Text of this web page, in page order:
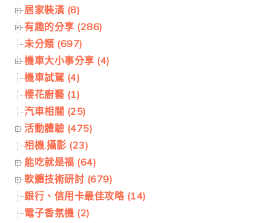
居家裝潢 (8)
有趣的分享 (286)
未分類 (697)
機車大小事分享 (4)
機車試駕 (4)
櫻花廚藝 (1)
汽車相關 (25)
活動體驗 (475)
相機.攝影 (23)
能吃就是福 (64)
軟體技術研討 (679)
銀行、信用卡最佳攻略 (14)
電子香氛機 (2)